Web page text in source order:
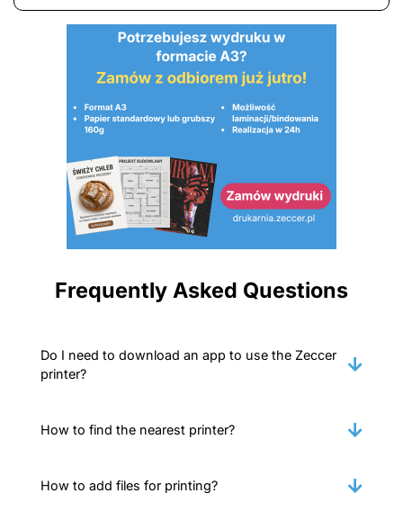
Frequently Asked Questions
Do I need to download an app to use the Zeccer
printer?
How to find the nearest printer?
How to add files for printing?